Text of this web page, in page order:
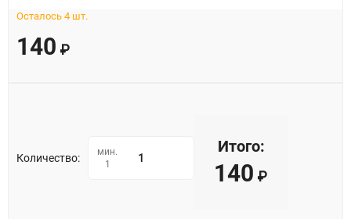
Осталось 4 шт.
140 ₽
Количество:
мин.
1
Итого:
140 ₽